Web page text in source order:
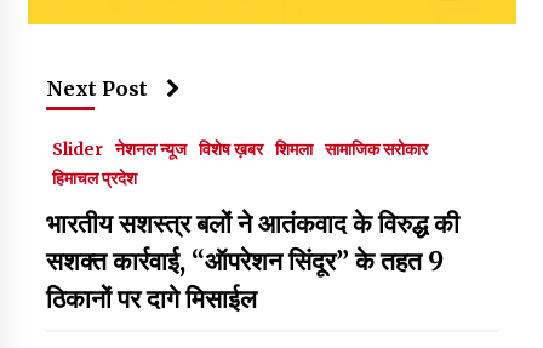
Next Post
Slider नेशनल न्यूज विशेष ख़बर शिमला सामाजिक सरोकार
हिमाचल प्रदेश
भारतीय सशस्‍त्र बलों ने आतंकवाद के विरुद्ध की
सशक्‍त कार्रवाई, “ऑपरेशन सिंदूर” के तहत 9
ठिकानों पर दागे मिसाईल